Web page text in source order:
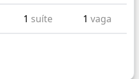
1 suíte 1 vaga